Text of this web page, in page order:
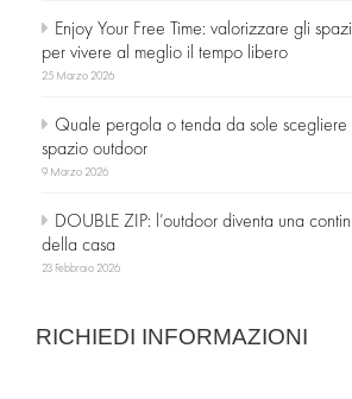
Enjoy Your Free Time: valorizzare gli
per vivere al meglio il tempo libero
25 Marzo 2026
Quale pergola o tenda da sole scegliere
spazio outdoor
9 Marzo 2026
DOUBLE ZIP: l’outdoor diventa una
della casa
23 Febbraio 2026
RICHIEDI INFORMAZIONI